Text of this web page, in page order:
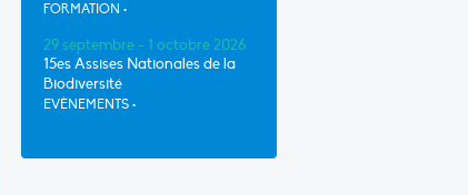
FORMATION •
29 septembre - 1 octobre 2026
15es Assises Nationales de la
Biodiversité
EVÈNEMENTS •